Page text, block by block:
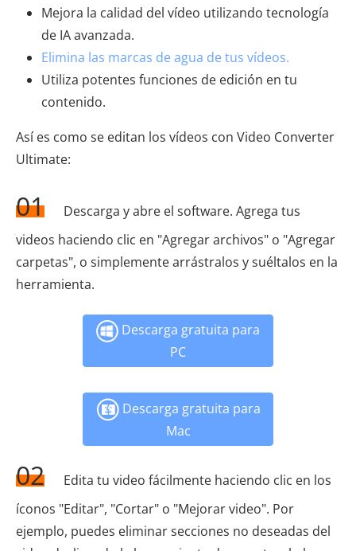
Mejora la calidad del vídeo utilizando tecnología
de IA avanzada.
Elimina las marcas de agua de tus vídeos.
Utiliza potentes funciones de edición en tu
contenido.
Así es como se editan los vídeos con Video Converter
Ultimate:
01
Descarga y abre el software. Agrega tus
videos haciendo clic en "Agregar archivos" o "Agregar
carpetas", o simplemente arrástralos y suéltalos en la
herramienta.
Descarga gratuita para
PC
Descarga gratuita para
Mac
02
Edita tu video fácilmente haciendo clic en los
íconos "Editar", "Cortar" o "Mejorar video". Por
ejemplo, puedes eliminar secciones no deseadas del